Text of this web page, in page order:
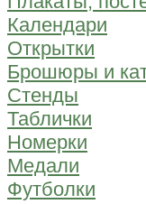
Календари
Открытки
Брошюры и
Стенды
Таблички
Номерки
Медали
Футболки